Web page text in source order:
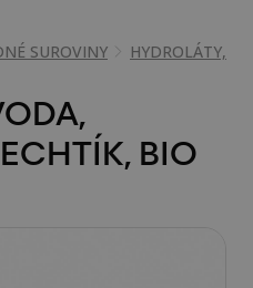
SUROVINY HYDROLÁTY,
BIO